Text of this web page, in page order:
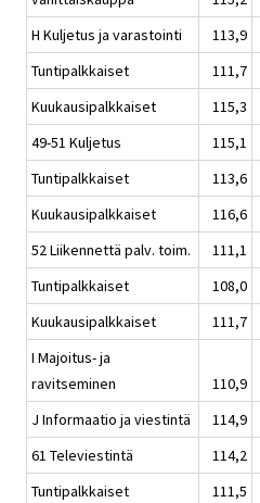
H Kuljetus ja varastointi
113,9
Tuntipalkkaiset
111,7
Kuukausipalkkaiset
115,3
49-51 Kuljetus
115,1
Tuntipalkkaiset
113,6
Kuukausipalkkaiset
116,6
52 Liikennettä palv. toim.
111,1
Tuntipalkkaiset
108,0
Kuukausipalkkaiset
111,7
I Majoitus- ja
ravitseminen
110,9
J Informaatio ja viestintä
114,9
61 Televiestintä
114,2
Tuntipalkkaiset
111,5